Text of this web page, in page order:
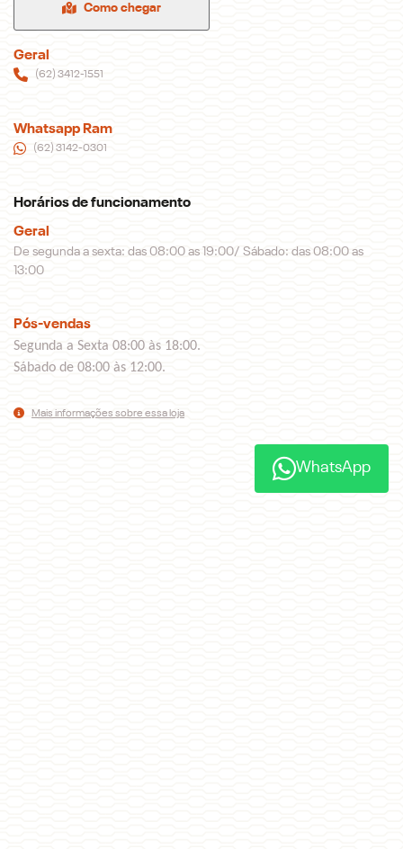
Como chegar
Geral
(62) 3412-1551
Whatsapp Ram
(62) 3142-0301
Horários de funcionamento
Geral
De segunda a sexta: das 08:00 as 19:00/ Sábado: das 08:00 as
13:00
Pós-vendas
Segunda a Sexta 08:00 às 18:00.
Sábado de 08:00 às 12:00.
Mais informações sobre essa loja
WhatsApp